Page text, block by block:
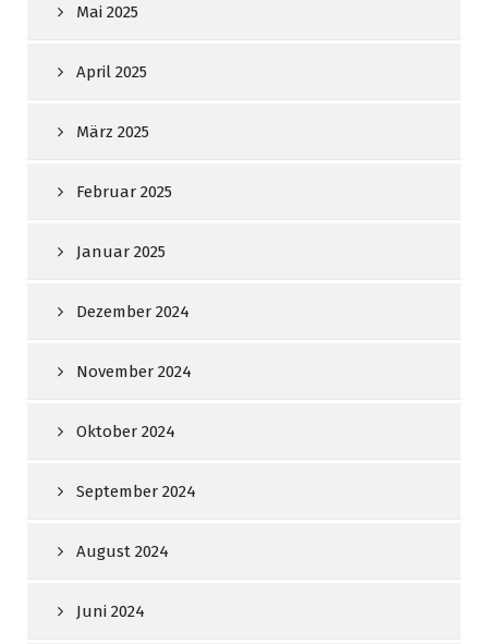
Mai 2025
April 2025
März 2025
Februar 2025
Januar 2025
Dezember 2024
November 2024
Oktober 2024
September 2024
August 2024
Juni 2024